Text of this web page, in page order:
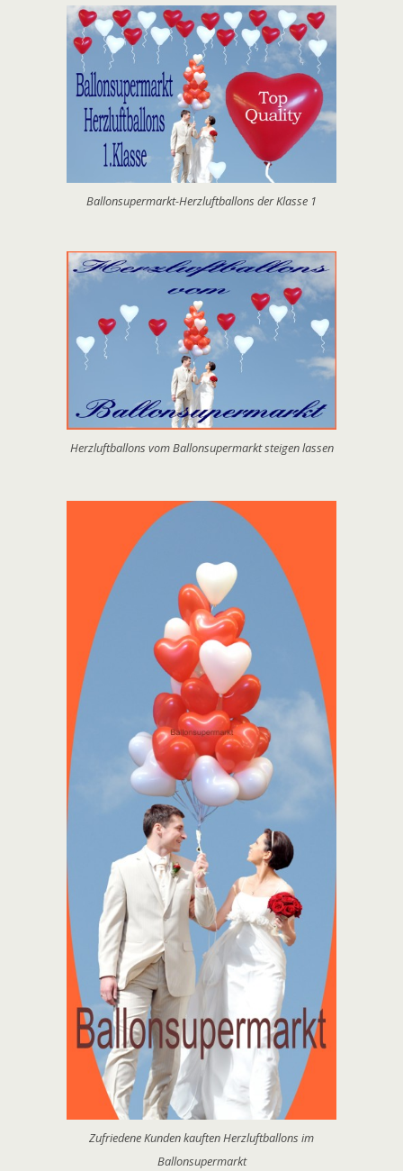
Ballonsupermarkt-Herzluftballons der Klasse 1
Herzluftballons vom Ballonsupermarkt steigen lassen
Zufriedene Kunden kauften Herzluftballons im
Ballonsupermarkt